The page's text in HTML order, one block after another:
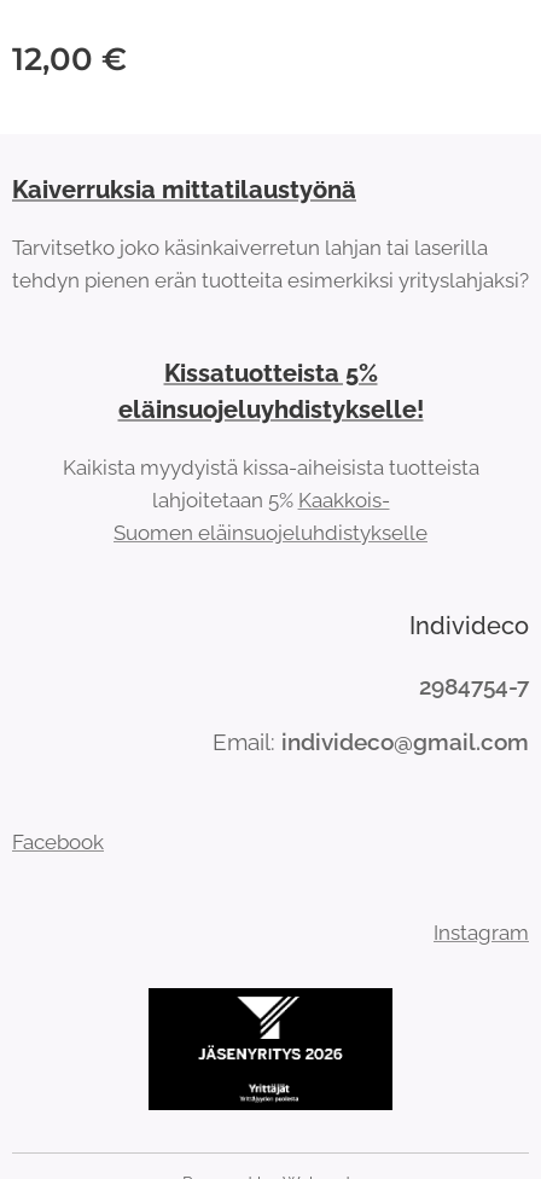
12,00 €
Kaiverruksia mittatilaustyönä
Tarvitsetko joko käsinkaiverretun lahjan tai laserilla
tehdyn pienen erän tuotteita esimerkiksi yrityslahjaksi?
Kissatuotteista 5%
eläinsuojeluyhdistykselle!
Kaikista myydyistä kissa-aiheisista tuotteista
lahjoitetaan 5% Kaakkois-
Suomen eläinsuojeluhdistykselle
Individeco
2984754-7
Email: individeco@gmail.com
Facebook
Instagram